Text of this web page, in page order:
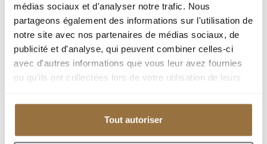
médias sociaux et d'analyser notre trafic. Nous
partageons également des informations sur l'utilisation de
notre site avec nos partenaires de médias sociaux, de
publicité et d'analyse, qui peuvent combiner celles-ci
avec d'autres informations que vous leur avez fournies
ou qu'ils ont collectées lors de votre utilisation de leurs
Tout autoriser
Площадь : 67.7 m²
Комната : 3
терраса : 7 m²
Парковка(ки) : 1
Добавить к подборке